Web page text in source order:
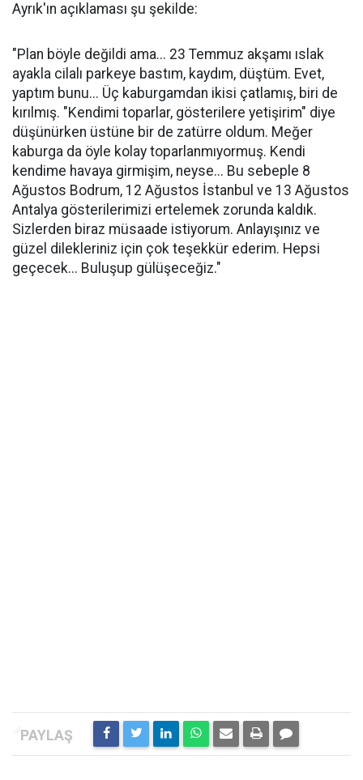
Ayrık'ın açıklaması şu şekilde:
"Plan böyle değildi ama... 23 Temmuz akşamı ıslak
ayakla cilalı parkeye bastım, kaydım, düştüm. Evet,
yaptım bunu... Üç kaburgamdan ikisi çatlamış, biri de
kırılmış. "Kendimi toparlar, gösterilere yetişirim" diye
düşünürken üstüne bir de zatürre oldum. Meğer
kaburga da öyle kolay toparlanmıyormuş. Kendi
kendime havaya girmişim, neyse... Bu sebeple 8
Ağustos Bodrum, 12 Ağustos İstanbul ve 13 Ağustos
Antalya gösterilerimizi ertelemek zorunda kaldık.
Sizlerden biraz müsaade istiyorum. Anlayışınız ve
güzel dilekleriniz için çok teşekkür ederim. Hepsi
geçecek... Buluşup gülüşeceğiz."